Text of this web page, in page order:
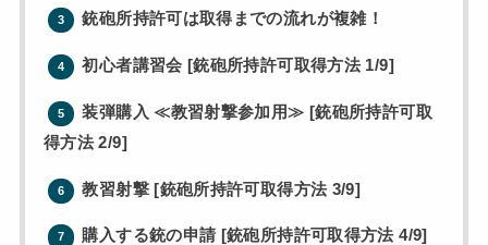
3 銃砲所持許可は取得までの流れが複雑！
4 初心者講習会 [銃砲所持許可取得方法 1/9]
5
装弾購入 ≪教習射撃参加用≫ [銃砲所持許可取
得方法 2/9]
6 教習射撃 [銃砲所持許可取得方法 3/9]
7 購入する銃の申請 [銃砲所持許可取得方法 4/9]